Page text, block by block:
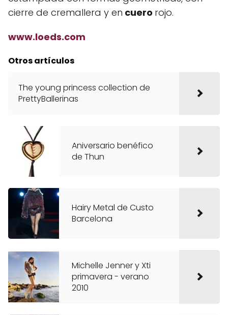
cierre de cremallera y en cuero rojo.
www.loeds.com
Otros artículos
The young princess collection de
PrettyBallerinas
Aniversario benéfico
de Thun
Hairy Metal de Custo
Barcelona
Michelle Jenner y Xti
primavera - verano
2010